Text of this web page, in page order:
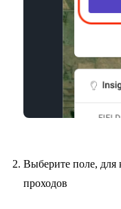
Выберите поле, для
проходов